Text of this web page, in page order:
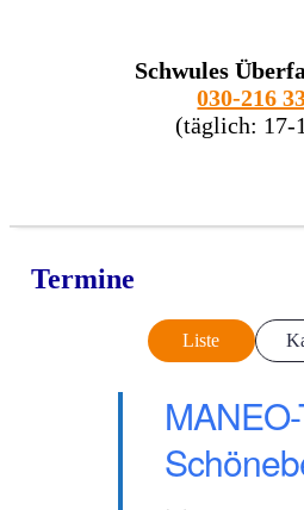
Schwules
030-216
(täglich: 17-
Termine
Liste